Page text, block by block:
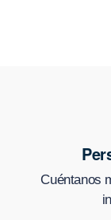
Cuéntanos